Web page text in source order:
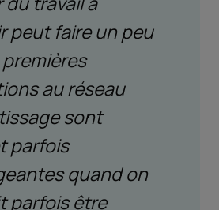
peut faire un peu
au réseau
sont
parfois
quand on
parfois être